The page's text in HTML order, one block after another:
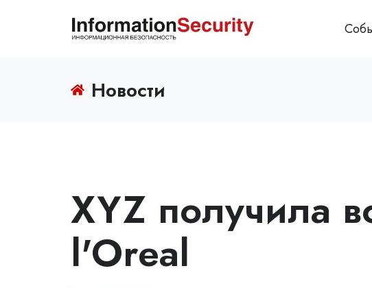
Новости
XYZ получила
l'Oreal